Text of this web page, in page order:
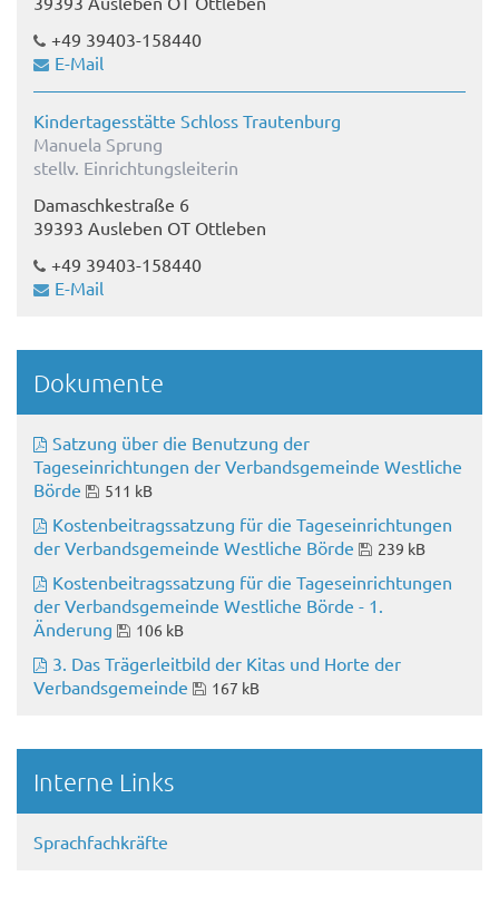
+49 39403-158440
E-Mail
Kindertagesstätte Schloss Trautenburg
Manuela Sprung
stellv. Einrichtungsleiterin
Damaschkestraße 6
39393 Ausleben OT Ottleben
+49 39403-158440
E-Mail
Dokumente
Satzung über die Benutzung der
Tageseinrichtungen der Verbandsgemeinde Westliche
Börde
511 kB
Kostenbeitragssatzung für die Tageseinrichtungen
der Verbandsgemeinde Westliche Börde
239 kB
Kostenbeitragssatzung für die Tageseinrichtungen
der Verbandsgemeinde Westliche Börde - 1.
Änderung
106 kB
3. Das Trägerleitbild der Kitas und Horte der
Verbandsgemeinde
167 kB
Interne Links
Sprachfachkräfte